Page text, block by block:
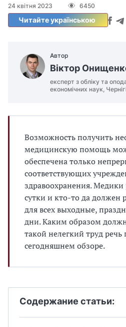
24 квітня 2023 6450
Читайте українською
Автор
Віктор
експерт з обліку та
економічних наук,
Возможность получить
медицинскую помощь
обеспечена только
соответствующих
здравоохранения. Медики
сутки и кто-то да должен
для всех выходные,
дни. Каким образом
такой нелегкий труд речь
сегодняшнем обзоре.
Содержание статьи: